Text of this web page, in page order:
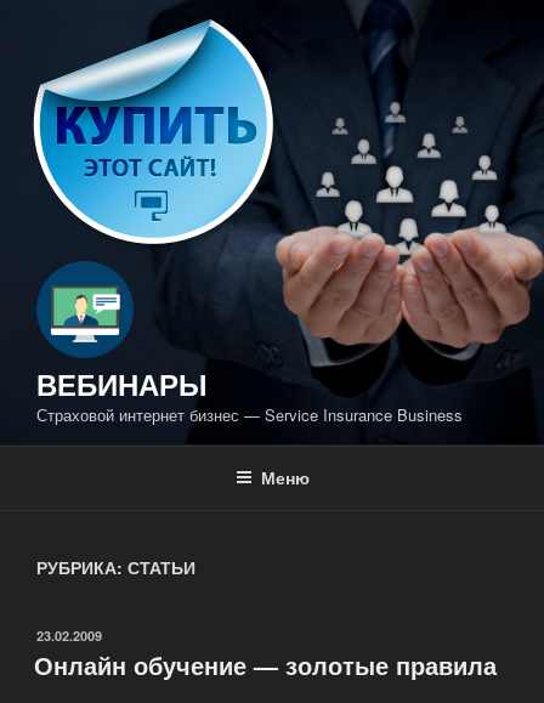
содержимому
ВЕБИНАРЫ
Страховой интернет бизнес — Service Insurance Business
Меню
РУБРИКА: СТАТЬИ
ОПУБЛИКОВАНО
23.02.2009
Онлайн обучение — золотые правила